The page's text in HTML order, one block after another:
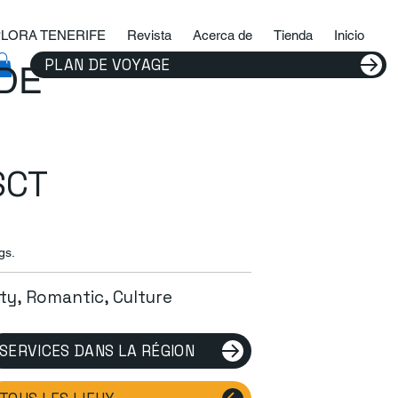
PLAN DE VOYAGE
TENERIFE Revista Acerca de Tienda Inicio
Romantic, Culture
SERVICES DANS LA RÉGION